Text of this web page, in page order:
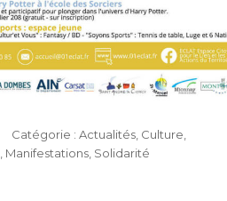
Catégories
Actualités, Culture
Manifestations, Solidarité